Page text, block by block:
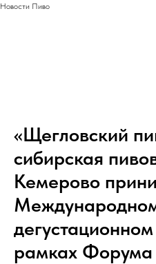
Новости Пиво
«Щегловский
сибирская
Кемерово
рамках